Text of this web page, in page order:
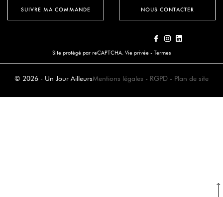
SUIVRE MA COMMANDE NOUS CONTACTER
Site protégé par reCAPTCHA. Vie privée - Termes
© 2026 - Un Jour AilleursMentions légales - RGPD - Plan de site